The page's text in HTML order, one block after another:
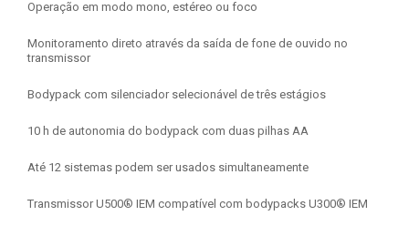
Operação em modo mono, estéreo ou foco
Monitoramento direto através da saída de fone de ouvido no
transmissor
Bodypack com silenciador selecionável de três estágios
10 h de autonomia do bodypack com duas pilhas AA
Até 12 sistemas podem ser usados ​​simultaneamente
Transmissor U500® IEM compatível com bodypacks U300® IEM